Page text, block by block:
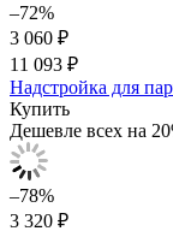
–72%
3 060 ₽
11 093 ₽
Надстройка для
Купить
Дешевле всех на
–78%
3 320 ₽